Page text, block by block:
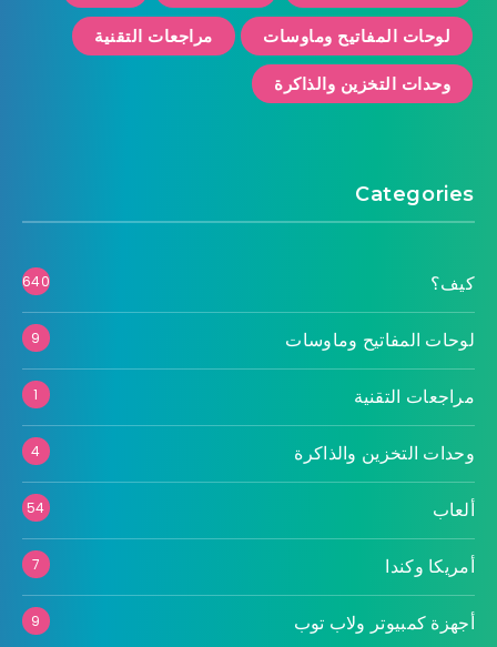
لوحات المفاتيح وماوسات مراجعات التقنية
وحدات التخزين والذاكرة
Categories
كيف؟ 640
لوحات المفاتيح وماوسات 9
مراجعات التقنية 1
وحدات التخزين والذاكرة 4
ألعاب 54
أمريكا وكندا 7
أجهزة كمبيوتر ولاب توب 9